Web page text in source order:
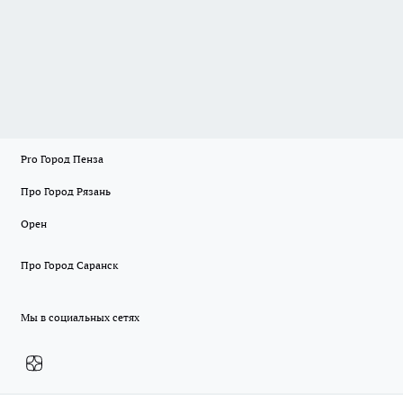
Pro Город Пенза
Про Город Рязань
Орен
Про Город Саранск
Мы в социальных сетях